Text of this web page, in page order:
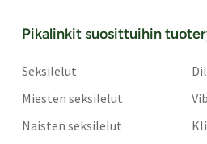
Pikalinkit suosittuihin
Seksilelut
Miesten seksilelut
Naisten seksilelut